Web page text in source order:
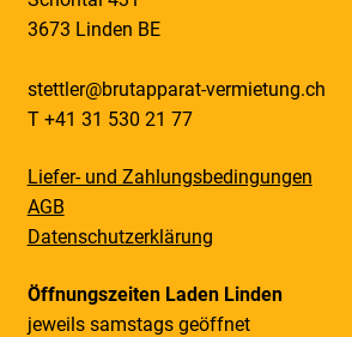
3673 Linden BE
stettler@brutapparat-vermietung.ch
T +41 31 530 21 77
Liefer- und Zahlungsbedingungen
AGB
Datenschutzerklärung
Öffnungszeiten Laden Linden
jeweils samstags geöffnet